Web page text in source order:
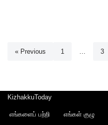
« Previous 1 … 3
KizhakkuToday
எங்களைப் பற்றி எங்கள் குழு